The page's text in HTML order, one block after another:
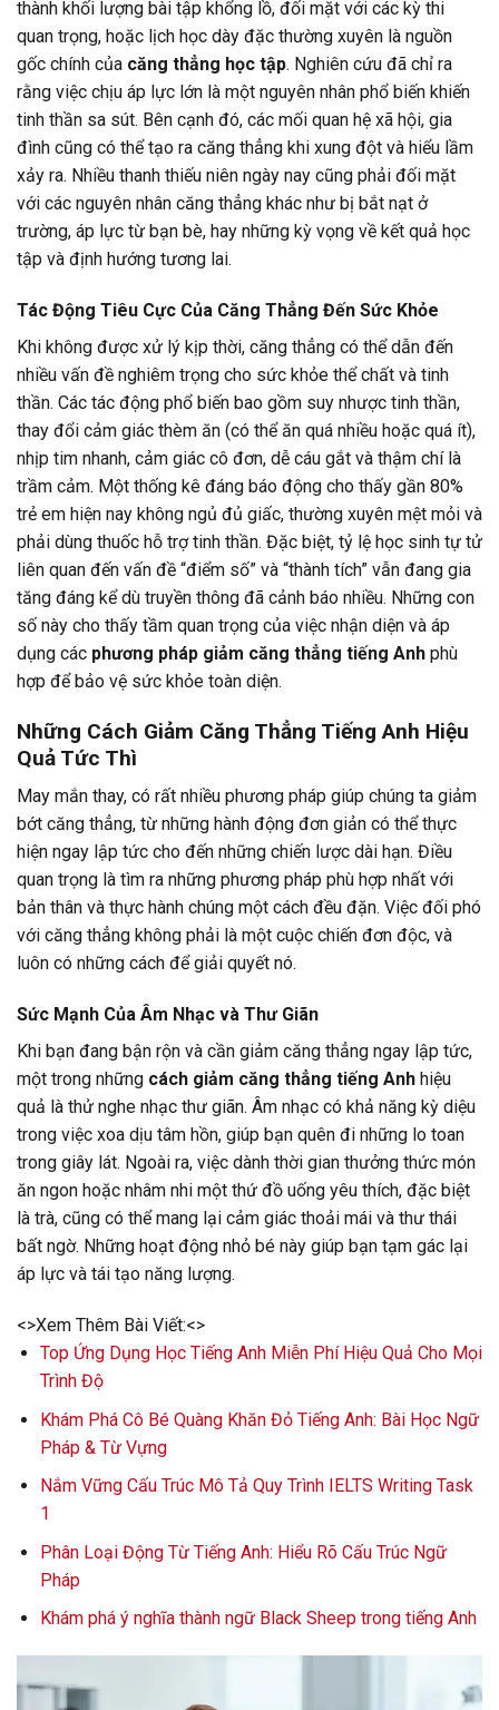
thành khối lượng bài tập khổng lồ, đối mặt với các kỳ thi
quan trọng, hoặc lịch học dày đặc thường xuyên là nguồn
gốc chính của căng thẳng học tập. Nghiên cứu đã chỉ ra
rằng việc chịu áp lực lớn là một nguyên nhân phổ biến khiến
tinh thần sa sút. Bên cạnh đó, các mối quan hệ xã hội, gia
đình cũng có thể tạo ra căng thẳng khi xung đột và hiểu lầm
xảy ra. Nhiều thanh thiếu niên ngày nay cũng phải đối mặt
với các nguyên nhân căng thẳng khác như bị bắt nạt ở
trường, áp lực từ bạn bè, hay những kỳ vọng về kết quả học
tập và định hướng tương lai.
Tác Động Tiêu Cực Của Căng Thẳng Đến Sức Khỏe
Khi không được xử lý kịp thời, căng thẳng có thể dẫn đến
nhiều vấn đề nghiêm trọng cho sức khỏe thể chất và tinh
thần. Các tác động phổ biến bao gồm suy nhược tinh thần,
thay đổi cảm giác thèm ăn (có thể ăn quá nhiều hoặc quá ít),
nhịp tim nhanh, cảm giác cô đơn, dễ cáu gắt và thậm chí là
trầm cảm. Một thống kê đáng báo động cho thấy gần 80%
trẻ em hiện nay không ngủ đủ giấc, thường xuyên mệt mỏi và
phải dùng thuốc hỗ trợ tinh thần. Đặc biệt, tỷ lệ học sinh tự tử
liên quan đến vấn đề “điểm số” và “thành tích” vẫn đang gia
tăng đáng kể dù truyền thông đã cảnh báo nhiều. Những con
số này cho thấy tầm quan trọng của việc nhận diện và áp
dụng các phương pháp giảm căng thẳng tiếng Anh phù
hợp để bảo vệ sức khỏe toàn diện.
Những Cách Giảm Căng Thẳng Tiếng Anh Hiệu
Quả Tức Thì
May mắn thay, có rất nhiều phương pháp giúp chúng ta giảm
bớt căng thẳng, từ những hành động đơn giản có thể thực
hiện ngay lập tức cho đến những chiến lược dài hạn. Điều
quan trọng là tìm ra những phương pháp phù hợp nhất với
bản thân và thực hành chúng một cách đều đặn. Việc đối phó
với căng thẳng không phải là một cuộc chiến đơn độc, và
luôn có những cách để giải quyết nó.
Sức Mạnh Của Âm Nhạc và Thư Giãn
Khi bạn đang bận rộn và cần giảm căng thẳng ngay lập tức,
một trong những cách giảm căng thẳng tiếng Anh hiệu
quả là thử nghe nhạc thư giãn. Âm nhạc có khả năng kỳ diệu
trong việc xoa dịu tâm hồn, giúp bạn quên đi những lo toan
trong giây lát. Ngoài ra, việc dành thời gian thưởng thức món
ăn ngon hoặc nhâm nhi một thứ đồ uống yêu thích, đặc biệt
là trà, cũng có thể mang lại cảm giác thoải mái và thư thái
bất ngờ. Những hoạt động nhỏ bé này giúp bạn tạm gác lại
áp lực và tái tạo năng lượng.
<>Xem Thêm Bài Viết:<>
Top Ứng Dụng Học Tiếng Anh Miễn Phí Hiệu Quả Cho Mọi
Trình Độ
Khám Phá Cô Bé Quàng Khăn Đỏ Tiếng Anh: Bài Học Ngữ
Pháp & Từ Vựng
Nắm Vững Cấu Trúc Mô Tả Quy Trình IELTS Writing Task
1
Phân Loại Động Từ Tiếng Anh: Hiểu Rõ Cấu Trúc Ngữ
Pháp
Khám phá ý nghĩa thành ngữ Black Sheep trong tiếng Anh